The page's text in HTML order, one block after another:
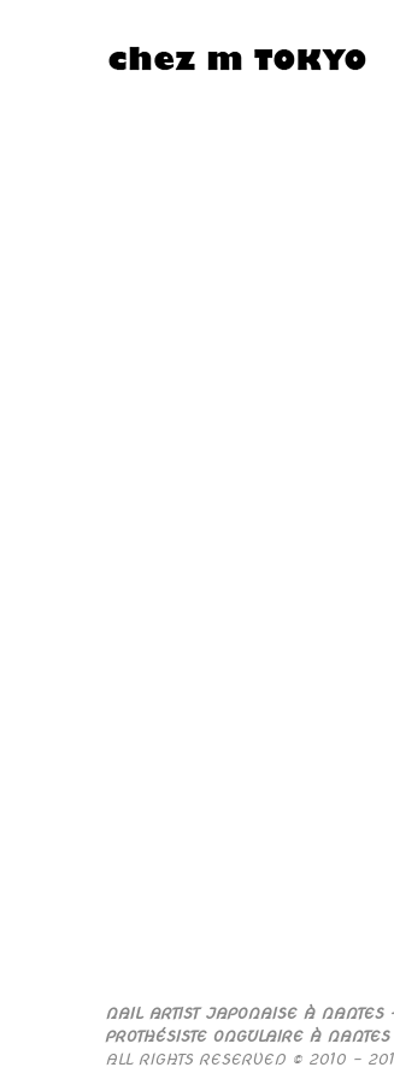
NAIL ARTIST JAPONAISE À NANTES
PROTHÉSISTE ONGULAIRE À
ALL RIGHTS RESERVED © 2010 –